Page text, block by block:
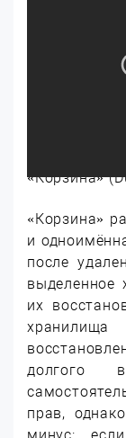
«Корзина»
«Корзина»
и
после
выделенное
их
хранилища
долгого
прав,
минус: